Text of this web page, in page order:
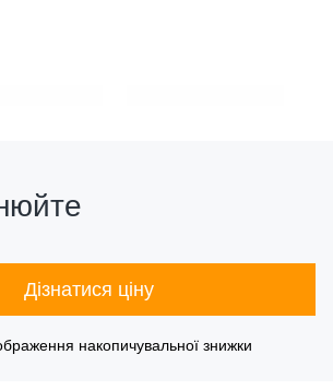
Дізнатися ціну
накопичувальної знижки